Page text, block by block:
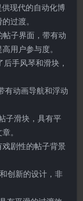
现代的自动化博
过渡。
子界面，带有动
用户参与度。
手风琴和滑块，
有动画导航和浮动
子滑块，具有平
。
剧性的帖子背景
创新的设计，非